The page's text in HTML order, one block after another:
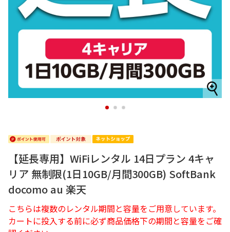
1 2 3
【延長専用】WiFiレンタル 14日プラン 4キャ
リア 無制限(1日10GB/月間300GB) SoftBank
docomo au 楽天
こちらは複数のレンタル期間と容量をご用意しています。
カートに投入する前に必ず商品価格下の期間と容量をご確